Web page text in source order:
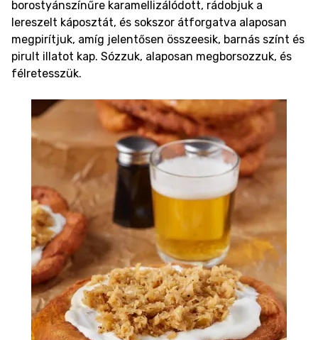
borostyánszínűre karamellizálódott, rádobjuk a
lereszelt káposztát, és sokszor átforgatva alaposan
megpirítjuk, amíg jelentősen összeesik, barnás színt és
pirult illatot kap. Sózzuk, alaposan megborsozzuk, és
félretesszük.